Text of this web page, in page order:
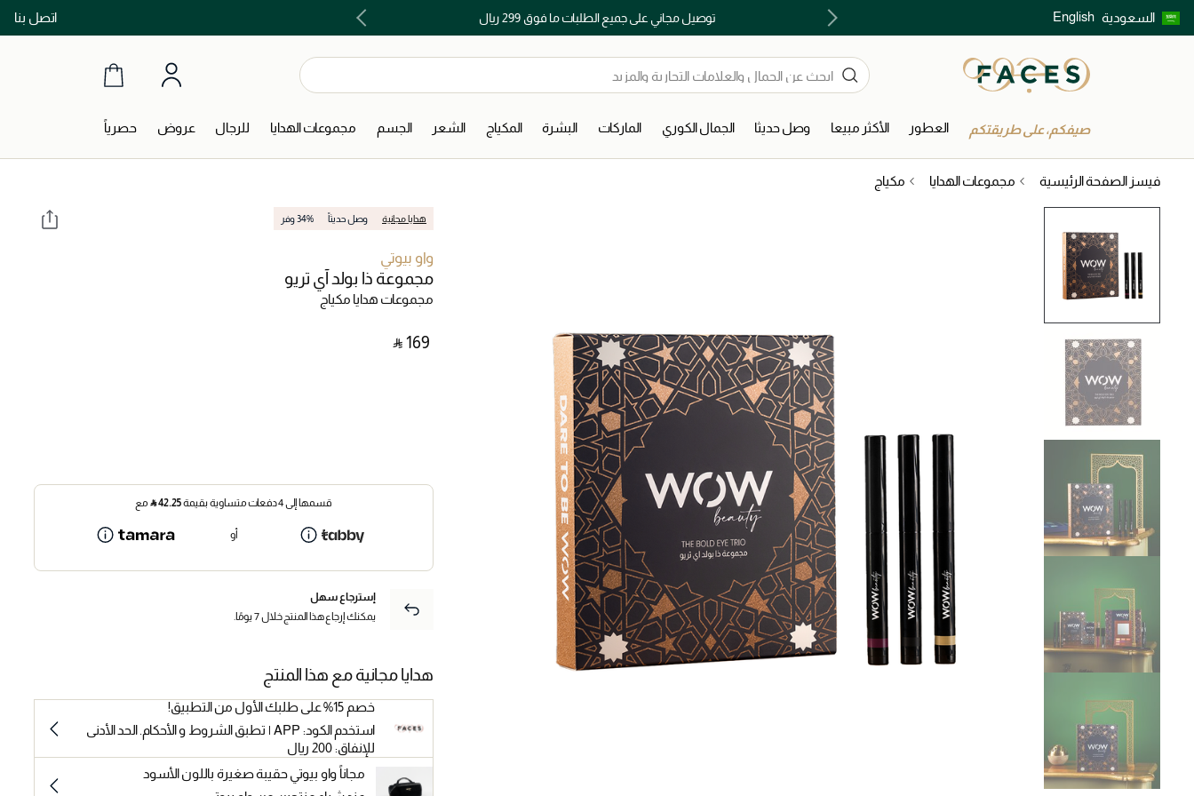
السعودية English اتصل بنااشتري الآن و ادفع لاحقاً مع تابي و تمارا! توصيل مجاني على جميع الطلبات ما فوق 299 ريال اكتشفوا خدمات الجمال المختارة بعناية
صيفكم، على طريقتكم العطور الأكثر مبيعا وصل حديثا الجمال الكوري الماركات البشرة المكياج الشعر الجسم مجموعات الهدايا للرجال عروض حصرياً
فيسز الصفحة الرئيسية مجموعات الهدايا مكياج
هدايا مجانية وصل حديثاً 34% وفر
واو بيوتي
مجموعة ذا بولد آي تريو
مجموعات هدايا مكياج
‎ ⃁ ⁦169⁩ ‎
قسمها إلى 4 دفعات متساوية بقيمة 42.25
⃁ مع
أو
إسترجاع سهل
يمكنك إرجاع هذا المنتج خلال 7 يومًا.
هدايا مجانية مع هذا المنتج
خصم 15% على طلبك الأول من التطبيق!
استخدم الكود: APP | تطبق الشروط و الأحكام. الحد الأدنى
للإنفاق: 200 ريال
مجاناً واو بيوتي حقيبة صغيرة باللون الأسود